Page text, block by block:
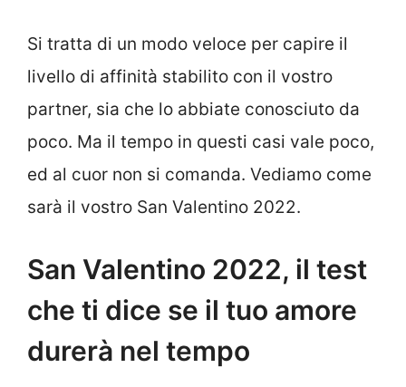
Si tratta di un modo veloce per capire il
livello di affinità stabilito con il vostro
partner, sia che lo abbiate conosciuto da
poco. Ma il tempo in questi casi vale poco,
ed al cuor non si comanda. Vediamo come
sarà il vostro San Valentino 2022.
San Valentino 2022, il test
che ti dice se il tuo amore
durerà nel tempo